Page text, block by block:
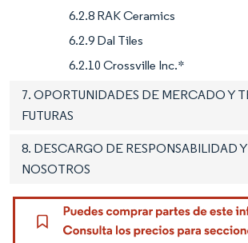
6.2.8 RAK Ceramics
6.2.9 Dal Tiles
6.2.10 Crossville Inc.*
7. OPORTUNIDADES DE MERCADO Y
FUTURAS
8. DESCARGO DE RESPONSABILIDAD
NOSOTROS